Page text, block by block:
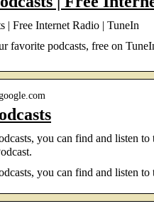
| Free Internet Radio | TuneIn
favorite podcasts, free on
you can find and listen
you can find and listen to